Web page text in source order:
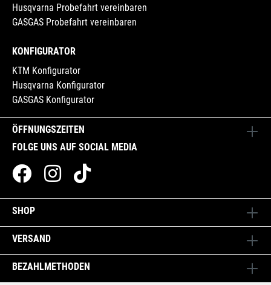
ÖFFNUNGSZEITEN
FOLGE UNS AUF SOCIAL MEDIA
Husqvarna Probefahrt vereinbaren
GASGAS Probefahrt vereinbaren
KONFIGURATOR
KTM Konfigurator
Husqvarna Konfigurator
GASGAS Konfigurator
SHOP
VERSAND
BEZAHLMETHODEN